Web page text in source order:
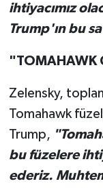
ihtiyacımız
Trump'ın bu
"TOMAHAWK
Zelensky,
Tomahawk
Trump,
bu füzelere
ederiz.